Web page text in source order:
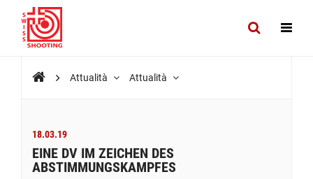
Attualità Attualità
18.03.19
EINE DV IM ZEICHEN DES
ABSTIMMUNGSKAMPFES